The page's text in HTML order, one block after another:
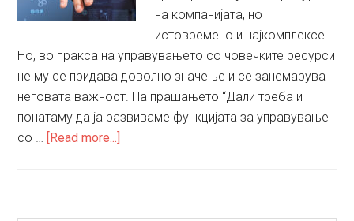
на компанијата, но
истовремено и најкомплексен.
Но, во пракса на управувањето со човечките ресурси
не му се придава доволно значење и се занемарува
неговата важност. На прашањето “Дали треба и
понатаму да ја развиваме функцијата за управување
со … [Read more...]